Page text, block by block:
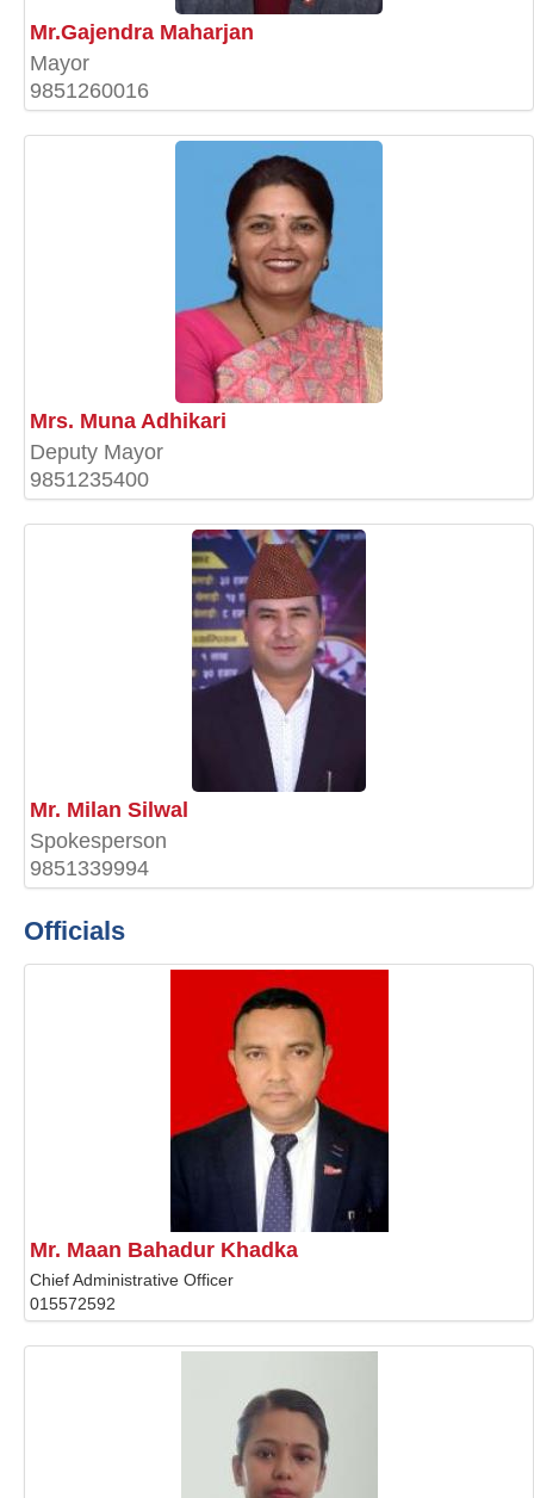
Mr.Gajendra Maharjan
Mayor
9851260016
Mrs. Muna Adhikari
Deputy Mayor
9851235400
Mr. Milan Silwal
Spokesperson
9851339994
Officials
Mr. Maan Bahadur Khadka
Chief Administrative Officer
015572592